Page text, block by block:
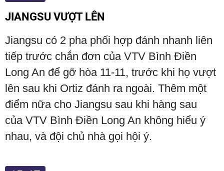
JIANGSU VƯỢT LÊN
Jiangsu có 2 pha phối hợp đánh nhanh liên
tiếp trước chắn đơn của VTV Bình Điền
Long An để gỡ hòa 11-11, trước khi họ vượt
lên sau khi Ortiz đánh ra ngoài. Thêm một
điểm nữa cho Jiangsu sau khi hàng sau
của VTV Bình Điền Long An không hiểu ý
nhau, và đội chủ nhà gọi hội ý.